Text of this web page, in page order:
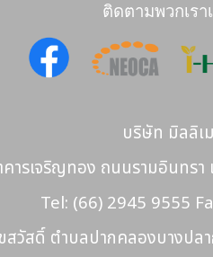
ติดตามพวกเรา
บริษัท มิลลิเ
ารเจริญทอง ถนนรามอินทรา
Tel: (66) 2945 9555
วัสดิ์ ตำบลปากคลองบางปล